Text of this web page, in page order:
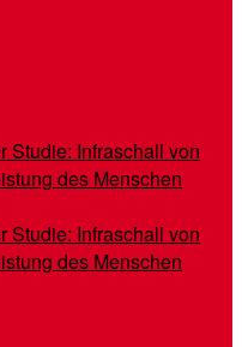
Studie: Infraschall von
des Menschen
Studie: Infraschall von
des Menschen